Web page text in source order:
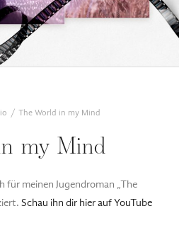
& CO
The World in my Mind
my Mind
für meinen Jugendroman „The
Schau ihn dir hier auf YouTube